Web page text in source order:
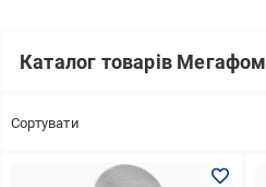
Каталог товарів Мегафом
Сортувати